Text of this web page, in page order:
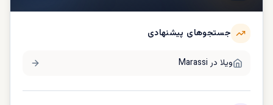
جستجوهای پیشنهادی
ویلا در Marassi